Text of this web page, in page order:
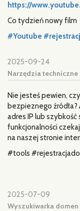
https://
Co tydzień nowy film
#Youtube
2025-09-24
Narzędzia
Nie jesteś pewien,
bezpieznego
adres IP lub
funkcjonalności
na naszej stronie
#tools
2025-07-09
Wyszukiwarka domen